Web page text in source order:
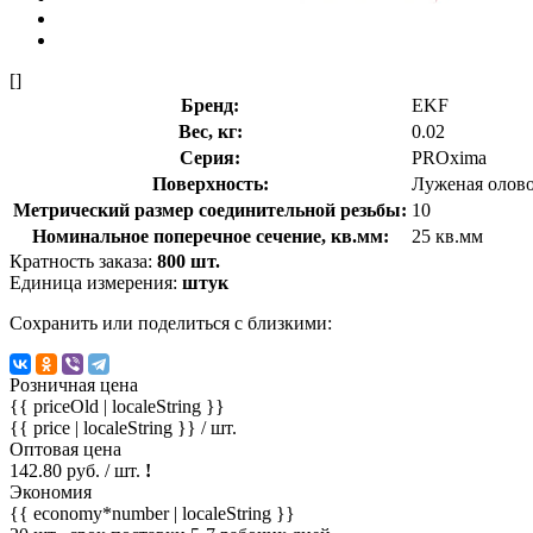
[]
Бренд:
EKF
Вес, кг:
0.02
Серия:
PROxima
Поверхность:
Луженая
Метрический размер соединительной резьбы: 10
Номинальное поперечное сечение, кв.мм:
25 кв.мм
Кратность заказа: 800 шт.
Единица измерения: штук
Сохранить или поделиться с близкими:
Розничная цена
{{ priceOld | localeString }}
{{ price | localeString }} / шт.
Оптовая цена
142.80 руб. / шт. !
Экономия
{{ economy*number | localeString }}